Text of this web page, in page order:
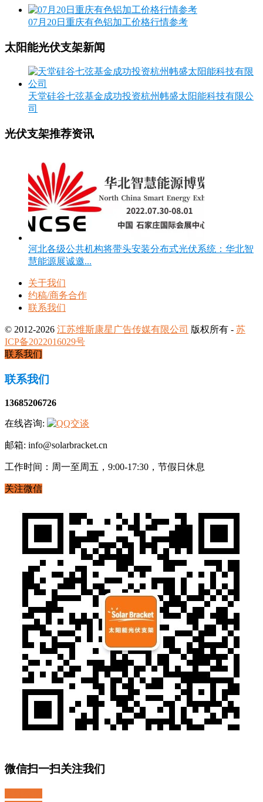
07月20日重庆有色铝加工价格行情参考
太阳能光伏支架新闻
天堂硅谷七弦基金成功投资杭州帏盛太阳能科技有限公
司
光伏支架推荐资讯
河北各级公共机构将带头安装分布式光伏系统：华北智
慧能源展诚邀...
关于我们
约稿/商务合作
联系我们
© 2012-2026 江苏维斯康星广告传媒有限公司 版权所有 - 苏
ICP备2022016029号
联系我们
联系我们
13685206726
在线咨询:
邮箱: info@solarbracket.cn
工作时间：周一至周五，9:00-17:30，节假日休息
关注微信
微信扫一扫关注我们